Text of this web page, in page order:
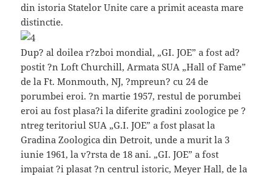
din istoria Statelor Unite care a primit aceasta mare
distinctie.
Dup? al doilea r?zboi mondial, „GI. JOE” a fost ad?
postit ?n Loft Churchill, Armata SUA „Hall of Fame”
de la Ft. Monmouth, NJ, ?mpreun? cu 24 de
porumbei eroi. ?n martie 1957, restul de porumbei
eroi au fost plasa?i la diferite gradini zoologice pe ?
ntreg teritoriul SUA „G.I. JOE” a fost plasat la
Gradina Zoologica din Detroit, unde a murit la 3
iunie 1961, la v?rsta de 18 ani. „GI. JOE” a fost
impaiat ?i plasat ?n centrul istoric, Meyer Hall, de la